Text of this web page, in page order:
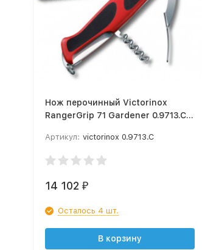
Нож перочинный Victorinox
RangerGrip 71 Gardener 0.9713.C
Артикул: victorinox 0.9713.C
14 102 ₽
Осталось 4 шт.
В корзину